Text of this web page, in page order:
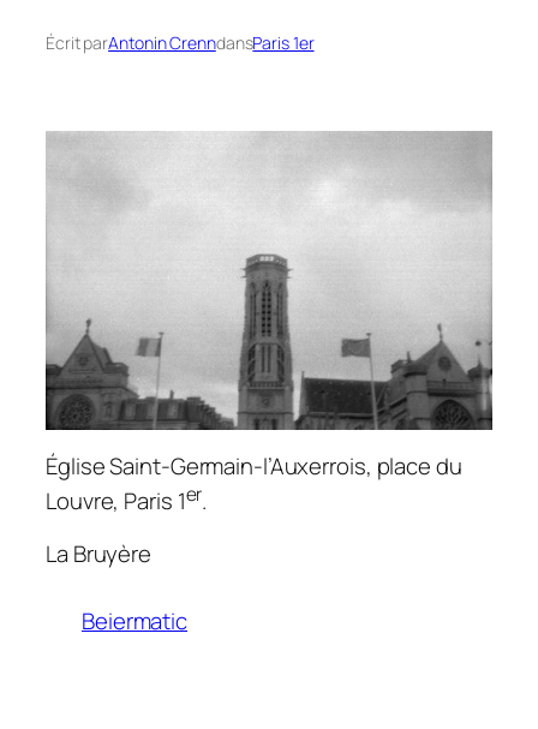
Écrit parAntonin CrenndansParis 1er
Église Saint-Germain-l’Auxerrois, place du
Louvre, Paris 1er.
La Bruyère
Beiermatic